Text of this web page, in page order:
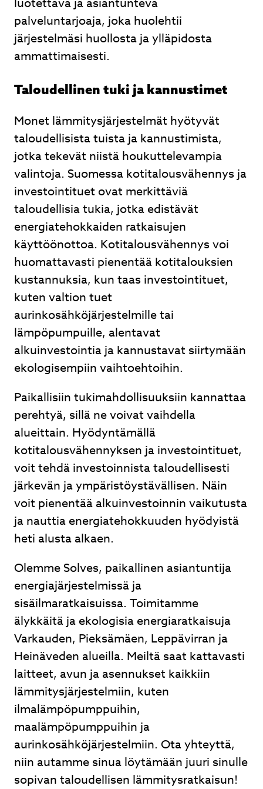
palveluntarjoaja, joka huolehtii
järjestelmäsi huollosta ja ylläpidosta
ammattimaisesti.
Taloudellinen tuki ja kannustimet
Monet lämmitysjärjestelmät hyötyvät
taloudellisista tuista ja kannustimista,
jotka tekevät niistä houkuttelevampia
valintoja. Suomessa kotitalousvähennys ja
investointituet ovat merkittäviä
taloudellisia tukia, jotka edistävät
energiatehokkaiden ratkaisujen
käyttöönottoa. Kotitalousvähennys voi
huomattavasti pienentää kotitalouksien
kustannuksia, kun taas investointituet,
kuten valtion tuet
aurinkosähköjärjestelmille tai
lämpöpumpuille, alentavat
alkuinvestointia ja kannustavat siirtymään
ekologisempiin vaihtoehtoihin.
Paikallisiin tukimahdollisuuksiin kannattaa
perehtyä, sillä ne voivat vaihdella
alueittain. Hyödyntämällä
kotitalousvähennyksen ja investointituet,
voit tehdä investoinnista taloudellisesti
järkevän ja ympäristöystävällisen. Näin
voit pienentää alkuinvestoinnin vaikutusta
ja nauttia energiatehokkuuden hyödyistä
heti alusta alkaen.
Olemme Solves, paikallinen asiantuntija
energiajärjestelmissä ja
sisäilmaratkaisuissa. Toimitamme
älykkäitä ja ekologisia energiaratkaisuja
Varkauden, Pieksämäen, Leppävirran ja
Heinäveden alueilla. Meiltä saat kattavasti
laitteet, avun ja asennukset kaikkiin
lämmitysjärjestelmiin, kuten
ilmalämpöpumppuihin,
maalämpöpumppuihin ja
aurinkosähköjärjestelmiin. Ota yhteyttä,
niin autamme sinua löytämään juuri sinulle
sopivan taloudellisen lämmitysratkaisun!